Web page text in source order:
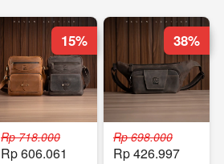
Rp 718.000
Rp 606.061
15%
Rp 698.000
Rp 426.997
38%